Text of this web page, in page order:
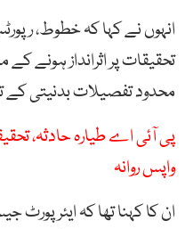
انہوں نے کہا کہ خطوط،
تحقیقات پر اثرانداز ہونے
محدود تفصیلات بدنیتی
پی آئی اے طیارہ حادثہ،
واپس روانہ
ان کا کہنا تھا کہ ایئرپورٹ